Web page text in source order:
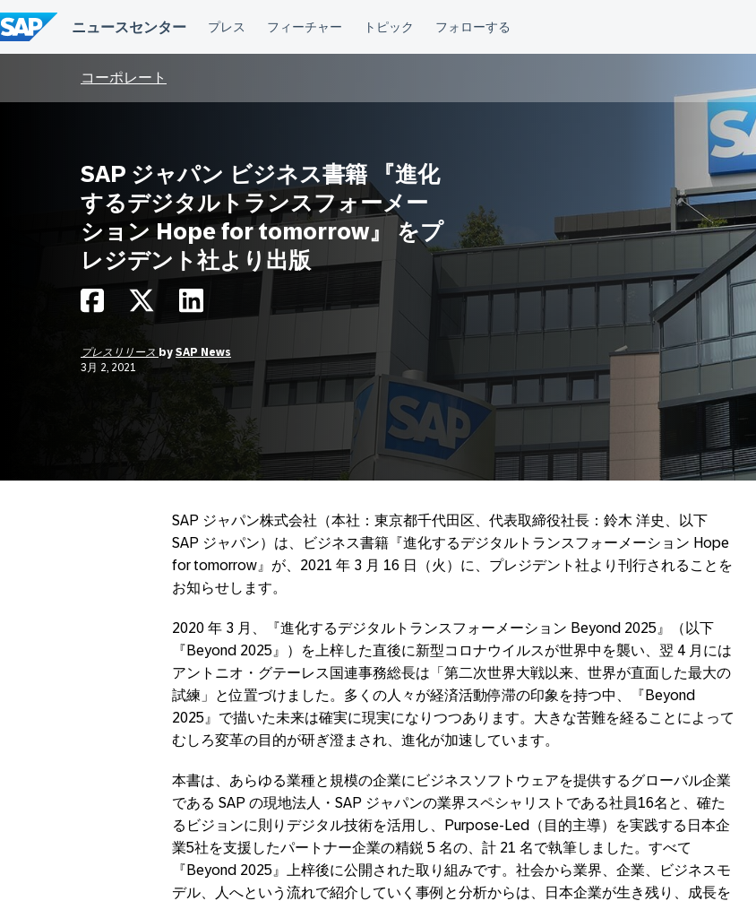
ン
テ
ン
コーポレート
SAP ジャパン ビジネス書籍 『進化
するデジタルトランスフォーメー
ション Hope for tomorrow』 をプ
レジデント社より出版
プレスリリース by SAP News
3月 2, 2021
SAP ジャパン株式会社（本社：東京都千代田区、代表取締役社長：鈴木 洋史、以下
SAP ジャパン）は、ビジネス書籍『進化するデジタルトランスフォーメーション Hope
for tomorrow』が、2021 年 3 月 16 日（火）に、プレジデント社より刊行されることを
お知らせします。
2020 年 3 月、『進化するデジタルトランスフォーメーション Beyond 2025』（以下
『Beyond 2025』）を上梓した直後に新型コロナウイルスが世界中を襲い、翌 4 月には
アントニオ・グテーレス国連事務総長は「第二次世界大戦以来、世界が直面した最大の
試練」と位置づけました。多くの人々が経済活動停滞の印象を持つ中、『Beyond
2025』で描いた未来は確実に現実になりつつあります。大きな苦難を経ることによって
むしろ変革の目的が研ぎ澄まされ、進化が加速しています。
本書は、あらゆる業種と規模の企業にビジネスソフトウェアを提供するグローバル企業
である SAP の現地法人・SAP ジャパンの業界スペシャリストである社員16名と、確た
るビジョンに則りデジタル技術を活用し、Purpose-Led（目的主導）を実践する日本企
業5社を支援したパートナー企業の精鋭 5 名の、計 21 名で執筆しました。すべて
『Beyond 2025』上梓後に公開された取り組みです。社会から業界、企業、ビジネスモ
デル、人へという流れで紹介していく事例と分析からは、日本企業が生き残り、成長を